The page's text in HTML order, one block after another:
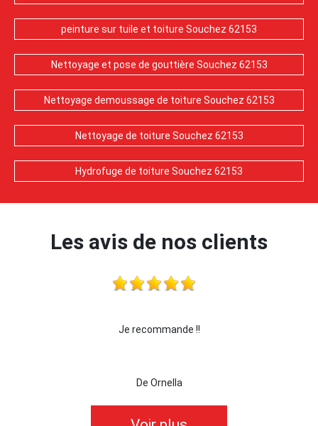
peinture sur tuile et toiture Souchez 62153
Nettoyage et pose de gouttière Souchez 62153
Nettoyage demoussage de toiture Souchez 62153
Nettoyage de toiture Souchez 62153
Hydrofuge de toiture Souchez 62153
Les avis de nos clients